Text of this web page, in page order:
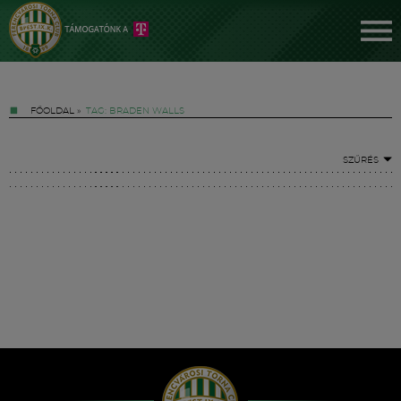
FŐOLDAL » TAG: BRADEN WALLS
SZŰRÉS
Hírek